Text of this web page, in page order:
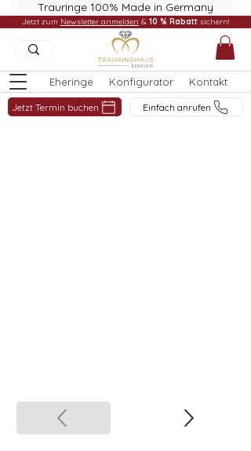
Trauringe 100% Made in Germany
Eheringe Konfigurator Kontakt
Jetzt Termin buchen Einfach anrufen
Jetzt zum Newsletter anmelden & 10 % Rabatt sichern!